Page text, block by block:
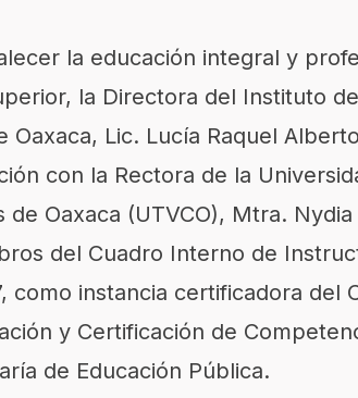
la educación integral y
la Directora del Instituto
Oaxaca, Lic. Lucía Raquel
con la Rectora de la
de Oaxaca (UTVCO), Mtra.
del Cuadro Interno de
como instancia certificadora del
y Certificación de
de Educación Pública.